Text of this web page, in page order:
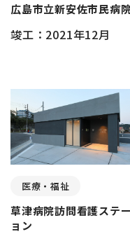
広島市立新安佐市民病
竣工：2021年12月
医療・福祉
草津病院訪問看護ステ
ョン